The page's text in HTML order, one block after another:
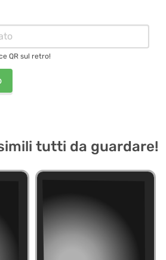
QR sul retro!
tutti da guardare!